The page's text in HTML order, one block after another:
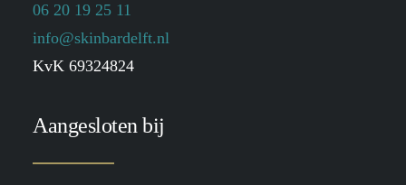
06 20 19 25 11
info@skinbardelft.nl
KvK 69324824
Aangesloten bij